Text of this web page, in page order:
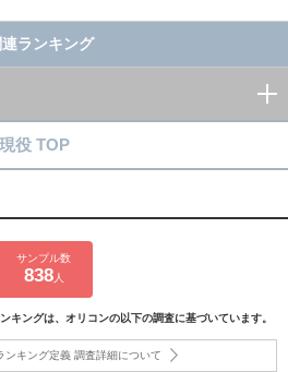
ランキング
役 TOP
サンプル数
838人
キングは、オリコンの以下の調査に基づいています。
ンキング定義 調査詳細について